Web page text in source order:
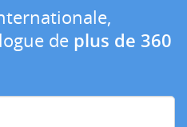
de plus de 360